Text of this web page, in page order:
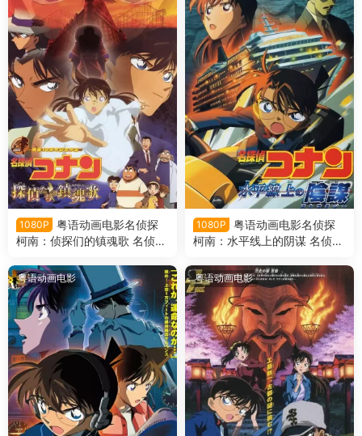
1080P
粤语动画电影名侦探
柯南：侦探们的镇魂歌 名侦探
镇魂歌粤语版
1080P
粤语动画电影名侦探
柯南：水平线上的阴谋 名侦探
阴谋粤语版
粤语动画电影 粤语动画电影